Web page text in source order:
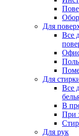
Для
Все
Для
Все
В
При
Для рук